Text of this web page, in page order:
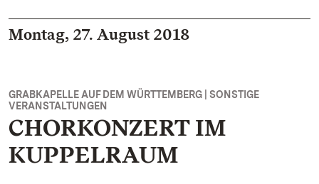
Montag, 27. August 2018
GRABKAPELLE AUF DEM WÜRTTEMBERG | SONSTIGE
VERANSTALTUNGEN
CHORKONZERT IM
KUPPELRAUM